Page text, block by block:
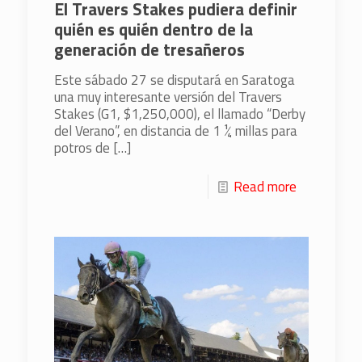
El Travers Stakes pudiera definir
quién es quién dentro de la
generación de tresañeros
Este sábado 27 se disputará en Saratoga
una muy interesante versión del Travers
Stakes (G1, $1,250,000), el llamado “Derby
del Verano”, en distancia de 1 ¼ millas para
potros de […]
Read more